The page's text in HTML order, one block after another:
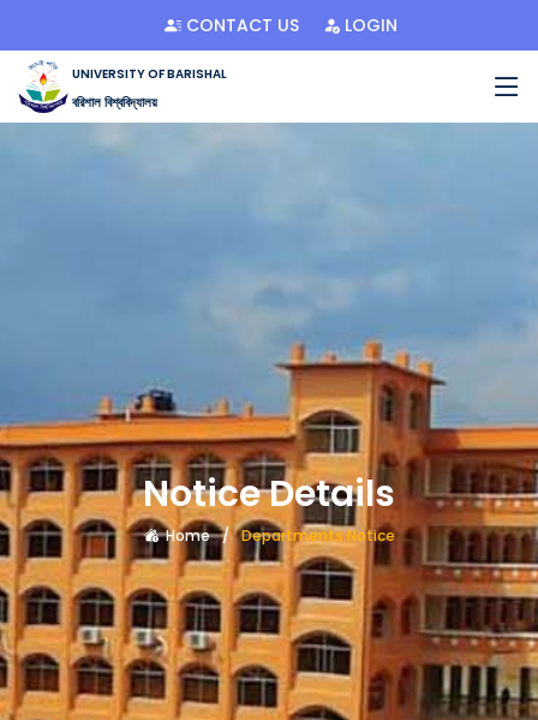
CONTACT US LOGIN
UNIVERSITY OF BARISHAL
বরিশাল বিশ্ববিদ্যালয়
Notice Details
Home Departments Notice